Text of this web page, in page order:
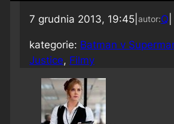
7 grudnia 2013, 19:45| autor:Q
kategorie: Batman v
Justice, Filmy